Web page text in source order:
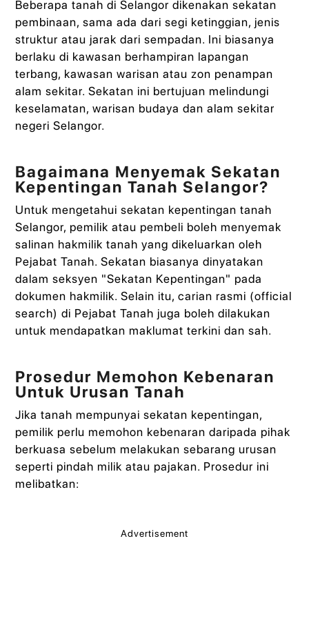
Beberapa tanah di Selangor dikenakan sekatan
pembinaan, sama ada dari segi ketinggian, jenis
struktur atau jarak dari sempadan. Ini biasanya
berlaku di kawasan berhampiran lapangan
terbang, kawasan warisan atau zon penampan
alam sekitar. Sekatan ini bertujuan melindungi
keselamatan, warisan budaya dan alam sekitar
negeri Selangor.
Bagaimana Menyemak Sekatan
Kepentingan Tanah Selangor?
Untuk mengetahui sekatan kepentingan tanah
Selangor, pemilik atau pembeli boleh menyemak
salinan hakmilik tanah yang dikeluarkan oleh
Pejabat Tanah. Sekatan biasanya dinyatakan
dalam seksyen "Sekatan Kepentingan" pada
dokumen hakmilik. Selain itu, carian rasmi (official
search) di Pejabat Tanah juga boleh dilakukan
untuk mendapatkan maklumat terkini dan sah.
Prosedur Memohon Kebenaran
Untuk Urusan Tanah
Jika tanah mempunyai sekatan kepentingan,
pemilik perlu memohon kebenaran daripada pihak
berkuasa sebelum melakukan sebarang urusan
seperti pindah milik atau pajakan. Prosedur ini
melibatkan:
Advertisement